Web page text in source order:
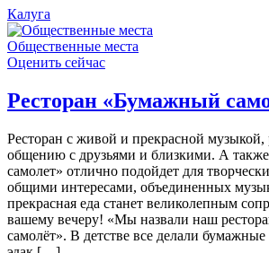
Калуга
Общественные места
Оценить сейчас
Ресторан «Бумажный
Ресторан с живой и прекрасной музыкой,
общению с друзьями и близкими. А
самолет» отлично подойдет для
общими интересами, объединенных
прекрасная еда станет великолепным
вашему вечеру! «Мы назвали наш
самолёт». В детстве все делали